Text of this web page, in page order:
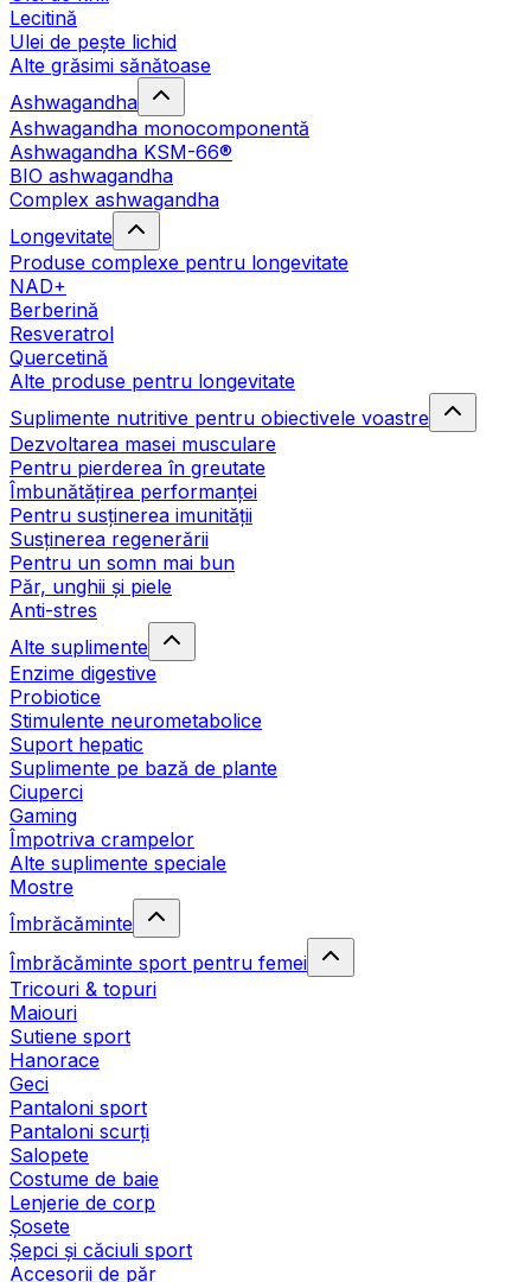
Lecitină
Ulei de pește lichid
Alte grăsimi sănătoase
Ashwagandha
Ashwagandha monocomponentă
Ashwagandha KSM-66®
BIO ashwagandha
Complex ashwagandha
Longevitate
Produse complexe pentru longevitate
NAD+
Berberină
Resveratrol
Quercetină
Alte produse pentru longevitate
Suplimente nutritive pentru obiectivele voastre
Dezvoltarea masei musculare
Pentru pierderea în greutate
Îmbunătățirea performanței
Pentru susținerea imunității
Susținerea regenerării
Pentru un somn mai bun
Păr, unghii și piele
Anti-stres
Alte suplimente
Enzime digestive
Probiotice
Stimulente neurometabolice
Suport hepatic
Suplimente pe bază de plante
Ciuperci
Gaming
Împotriva crampelor
Alte suplimente speciale
Mostre
Îmbrăcăminte
Îmbrăcăminte sport pentru femei
Tricouri & topuri
Maiouri
Sutiene sport
Hanorace
Geci
Pantaloni sport
Pantaloni scurți
Salopete
Costume de baie
Lenjerie de corp
Șosete
Șepci și căciuli sport
Accesorii de păr